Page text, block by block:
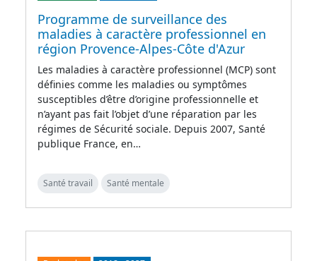
Programme de surveillance des
maladies à caractère professionnel en
région Provence-Alpes-Côte d'Azur
Les maladies à caractère professionnel (MCP) sont
définies comme les maladies ou symptômes
susceptibles d’être d’origine professionnelle et
n’ayant pas fait l’objet d’une réparation par les
régimes de Sécurité sociale. Depuis 2007, Santé
publique France, en…
Santé travail Santé mentale